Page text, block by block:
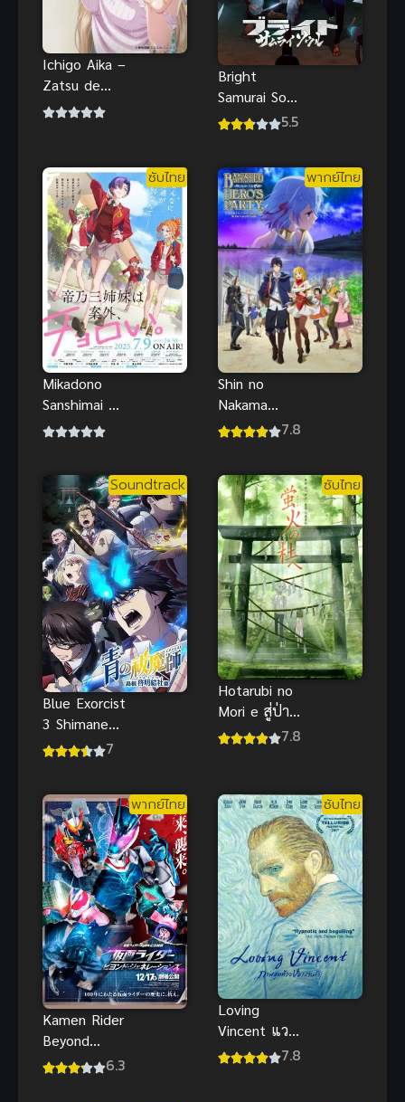
Ichigo Aika –
Zatsu de
Namaiki na
ไทย Big tits
Bright
Samurai Soul
ไบรท์ จิต 5.5
ซับไทย
Mikadono
Sanshimai wa
Angai,
โดโนะดันโก๊ะ
เกินคาด
พากย์ไทย
Shin no
Nakama
(2021) ผม7.8
Soundtrack
Blue Exorcist
3 Shimane
Illuminati
ภาค 3
7
ซับไทย
Hotarubi no
Mori e สู่ป่า
แห่งแสง
ไทย
7.8
พากย์ไทย
Kamen Rider
Beyond
Generations6.3
ซับไทย
Loving
Vincent แวน
โก๊ะ ภาพ 7.8